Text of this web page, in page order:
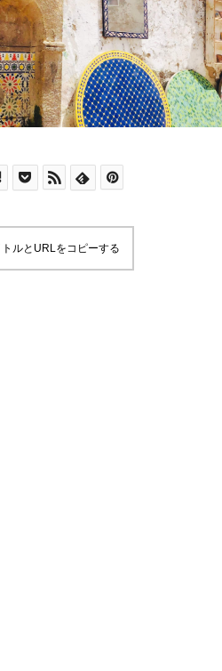
ルとURLをコピーする